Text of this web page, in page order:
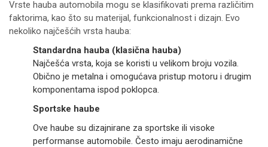
Vrste hauba automobila mogu se klasifikovati prema različitim
faktorima, kao što su materijal, funkcionalnost i dizajn. Evo
nekoliko najčešćih vrsta hauba:
Standardna hauba (klasična hauba)
Najčešća vrsta, koja se koristi u velikom broju vozila.
Obično je metalna i omogućava pristup motoru i drugim
komponentama ispod poklopca.
Sportske haube
Ove haube su dizajnirane za sportske ili visoke
performanse automobile. Često imaju aerodinamične